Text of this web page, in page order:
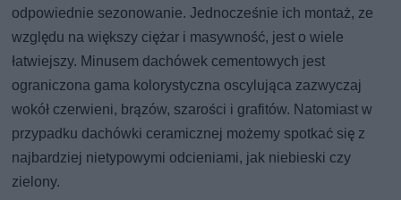
odpowiednie sezonowanie. Jednocześnie ich montaż, ze
względu na większy ciężar i masywność, jest o wiele
łatwiejszy. Minusem dachówek cementowych jest
ograniczona gama kolorystyczna oscylująca zazwyczaj
wokół czerwieni, brązów, szarości i grafitów. Natomiast w
przypadku dachówki ceramicznej możemy spotkać się z
najbardziej nietypowymi odcieniami, jak niebieski czy
zielony.